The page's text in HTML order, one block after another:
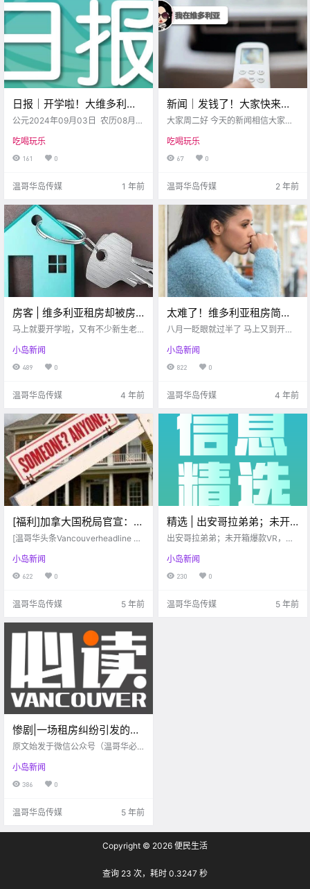
日报｜开学啦！大维多利亚
地区4万多名学生返校！维多
公元2024年09月03日 农历08月
黄历 > 维多利亚本周气象预报（华
吃喝玩乐
161 0
温哥华岛传媒 1 年前
新闻｜发钱了！大家快来查
银行帐户看是否收到！还有
大家周二好 今天的新闻相信大家都
补助之外 还会告诉大家如何领空调
快看正文吧 BC省民将收到碳税补贴
吃喝玩乐
67 0
温哥华岛传媒 2 年前
房客 | 维多利亚租房却被房
东骗？租房押金各种借口不
解一下！
马上就要开学啦，又有不少新生老
等大事不能掉以轻心。在租房前熟
悉租房流程，了解作为房客的权利
和义务，刻不容缓！ 今天小编就来
式入住前后都有.
小岛新闻
489 0
温哥华岛传媒 4 年前
太难了！维多利亚租房简直
像噩梦一样。。还好我有这
八月一眨眼就过半了 马上又到开学
利亚 住宿是一个大问题 其中房租和
如何找房 是大家最关心两个方面 尤
其在维多利亚这里 房子的空置率极
小岛新闻
822 0
温哥华岛传媒 4 年前
[福利]加拿大国税局官宣：买
房、装修可抵税！事关5000
[温哥华头条Vancouverheadline 编
hoo.ca 程序综述】加拿大国税局
（CRA）3月24日发布声明，提醒
各位在2020年购买、建造或装修过
时，申请.
小岛新闻
622 0
温哥华岛传媒 5 年前
精选 | 出安哥拉弟弟；未开
箱爆款VR，求介绍美睫师…
出安哥拉弟弟；未开箱爆款VR，求
小岛新闻
230 0
温哥华岛传媒 5 年前
惨剧|一场租房纠纷引发的血
案，21岁中国留学生怒杀华
原文始发于微信公众号（温哥华必
月25日（周日）新闻报道，在奥本
有一名40岁的男子死亡，一名女子
小岛新闻
386 0
温哥华岛传媒 5 年前
Copyright © 2026 便民生活
查询 23 次，耗时 0.3247 秒